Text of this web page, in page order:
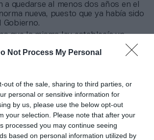
Not Process My Personal
out of the sale, sharing to third parties, or
personal or sensitive information for
by us, please use the below opt-out
your selection. Please note that after your
processed you may continue seeing
based on personal information utilized by
a quedarse al menos dos años en el
nueva, puesto que ya había sido
Gobierno.
que la misma ley establecía un
que debía aprobarse para que
que, después de un año y medio, ha
pese a la crisis política que
como fuente preferida de Google
con las últimas noticias de actualidad.
ACTIVAR AHORA